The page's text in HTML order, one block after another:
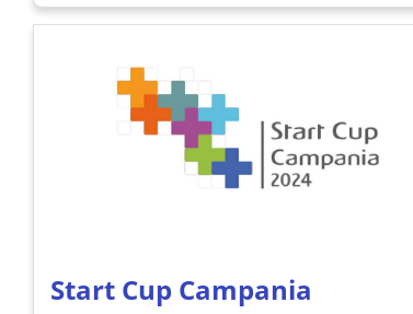
Start Cup Campania